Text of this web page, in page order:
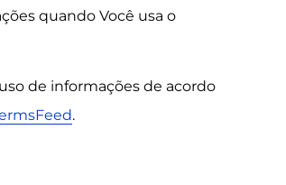
quando Você usa o
de informações de acordo
.